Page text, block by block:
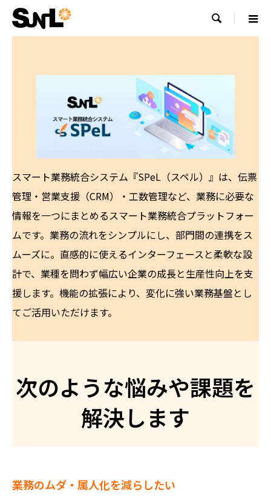

スマート業務統合システム『SPeL（スペル）』は、伝票
管理・営業支援（CRM）・工数管理など、業務に必要な
情報を一つにまとめるスマート業務統合プラットフォー
ムです。業務の流れをシンプルにし、部門間の連携をス
ムーズに。直感的に使えるインターフェースと柔軟な設
計で、業種を問わず幅広い企業の成長と生産性向上を支
援します。機能の拡張により、変化に強い業務基盤とし
てご活用いただけます。
次のような悩みや課題を
解決します
業務のムダ・属人化を減らしたい